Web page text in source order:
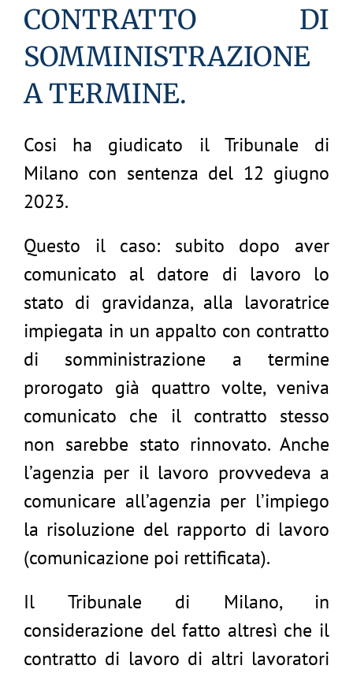
CONTRATTO DI
SOMMINISTRAZIONE
A TERMINE.
Cosi ha giudicato il Tribunale di
Milano con sentenza del 12 giugno
2023.
Questo il caso: subito dopo aver
comunicato al datore di lavoro lo
stato di gravidanza, alla lavoratrice
impiegata in un appalto con contratto
di somministrazione a termine
prorogato già quattro volte, veniva
comunicato che il contratto stesso
non sarebbe stato rinnovato. Anche
l’agenzia per il lavoro provvedeva a
comunicare all’agenzia per l’impiego
la risoluzione del rapporto di lavoro
(comunicazione poi rettificata).
Il Tribunale di Milano, in
considerazione del fatto altresì che il
contratto di lavoro di altri lavoratori